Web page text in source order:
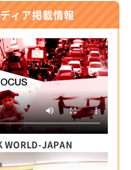
ィア掲載情報
WORLD-JAPAN